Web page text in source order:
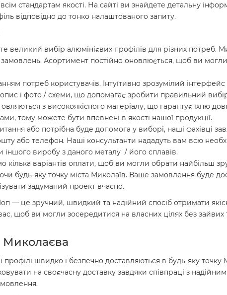
стандартам якості. На сайті ви знайдете детальну
відповідно до тонко налаштованого запиту.
вибір алюмінієвих профілів для різних потреб.
замовлень. Асортимент постійно оновлюється, щоб ви
потреб користувачів. Інтуїтивно зрозумілий
і фото / схеми, що допомагає зробити правильний
з високоякісного матеріалу, що гарантує їхню
тому можете бути впевнені в якості нашої продукції.
або потрібна буде допомога у виборі, наші фахівці
або телефон. Наші консультанти нададуть вам всю
виробу з даного металу / його сплавів.
варіантів оплати, щоб ви могли обрати найбільш
будь-яку точку міста Миколаїв. Ваше замовлення буде
задуманий проект вчасно.
— це зручний, швидкий та надійний спосіб отримати
щоб ви могли зосередитися на власних цілях без зайвих
Миколаєва
швидко і безпечно доставляються в будь-яку точку
на своєчасну доставку завдяки співпраці з